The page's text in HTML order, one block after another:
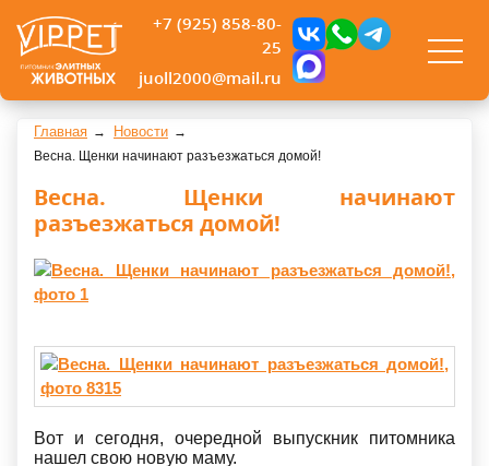
+7 (925) 858-80-
25
juoll2000@mail.ru
Главная Новости
Весна. Щенки начинают разъезжаться домой!
Весна. Щенки начинают
разъезжаться домой!
Вот и сегодня, очередной выпускник питомника
нашел свою новую маму.